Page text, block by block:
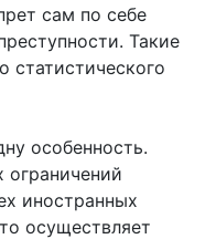
сам по себе
Такие
статистического
особенность.
иностранных
осуществляет